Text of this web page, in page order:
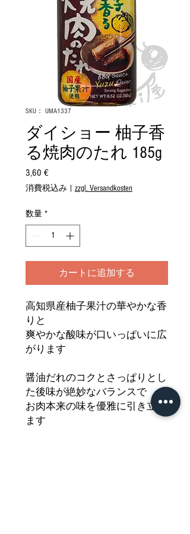
SKU： UMA1337
ダイショー 柚子香
る焼肉のたれ 185g
3,60 €価
格
消費税込み zzgl. Versandkosten
数量 *
カートに追加する
高知県産柚子果汁の華やかな香
りと
爽やかな酸味が口いっぱいに広
がります
醤油だれのコクとさっぱりとし
た後味が絶妙なバランスで
お肉本来の味を優雅に引き立て
ます